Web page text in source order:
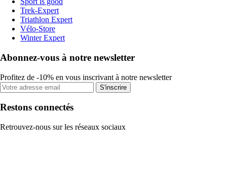
Trek-Expert
Triathlon Expert
Vélo-Store
Winter Expert
Abonnez-vous à notre newsletter
Profitez de -10% en vous inscrivant à notre newsletter
S'inscrire
Restons connectés
Retrouvez-nous sur les réseaux sociaux